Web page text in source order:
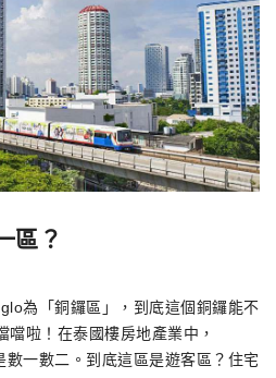
區？
為「銅鑼區」，到底這個銅鑼能不
噹啦！在泰國樓房地產業中，
一數二。到底這區是遊客區？住宅